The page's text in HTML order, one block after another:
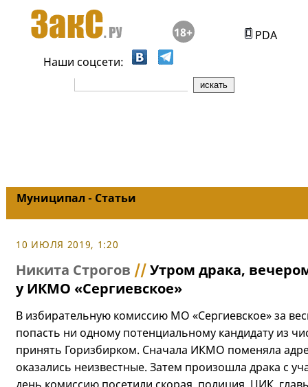
18+
PDA
Наши соцсети:
Муниципал - Статьи
10 ИЮЛЯ 2019, 1:20
Никита Строгов //Утром драка,
у ИКМО «Сергиевское»
В избирательную комиссию МО «Сергиевское» за
попасть ни одному потенциальному кандидату из
принять Горизбирком. Сначала ИКМО поменяла
оказались неизвестные. Затем произошла драка с